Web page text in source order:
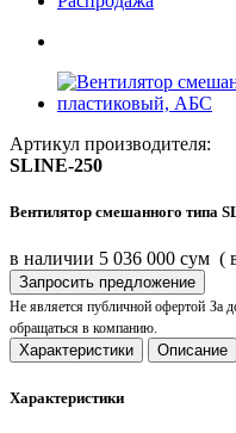
Артикул производителя:
SLINE-250
Вентилятор смешанного типа
в наличии 5 036 000 сум (
Запросить предложение
Не является публичной офертой За
обращаться в компанию.
Характеристики Описание
Характеристики